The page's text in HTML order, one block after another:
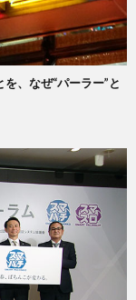
、なぜ“パーラー”と